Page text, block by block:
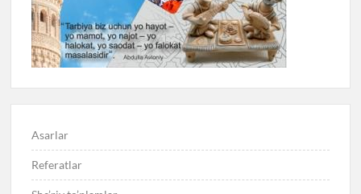
Asarlar
Referatlar